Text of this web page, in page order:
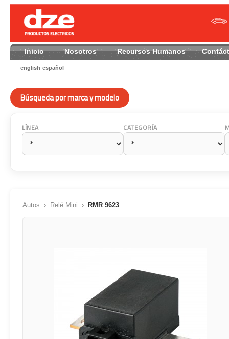
Inicio Nosotros Recursos Humanos
english español
Búsqueda por marca y modelo
LÍNEA CATEGORÍA
Autos › Relé Mini › RMR 9623